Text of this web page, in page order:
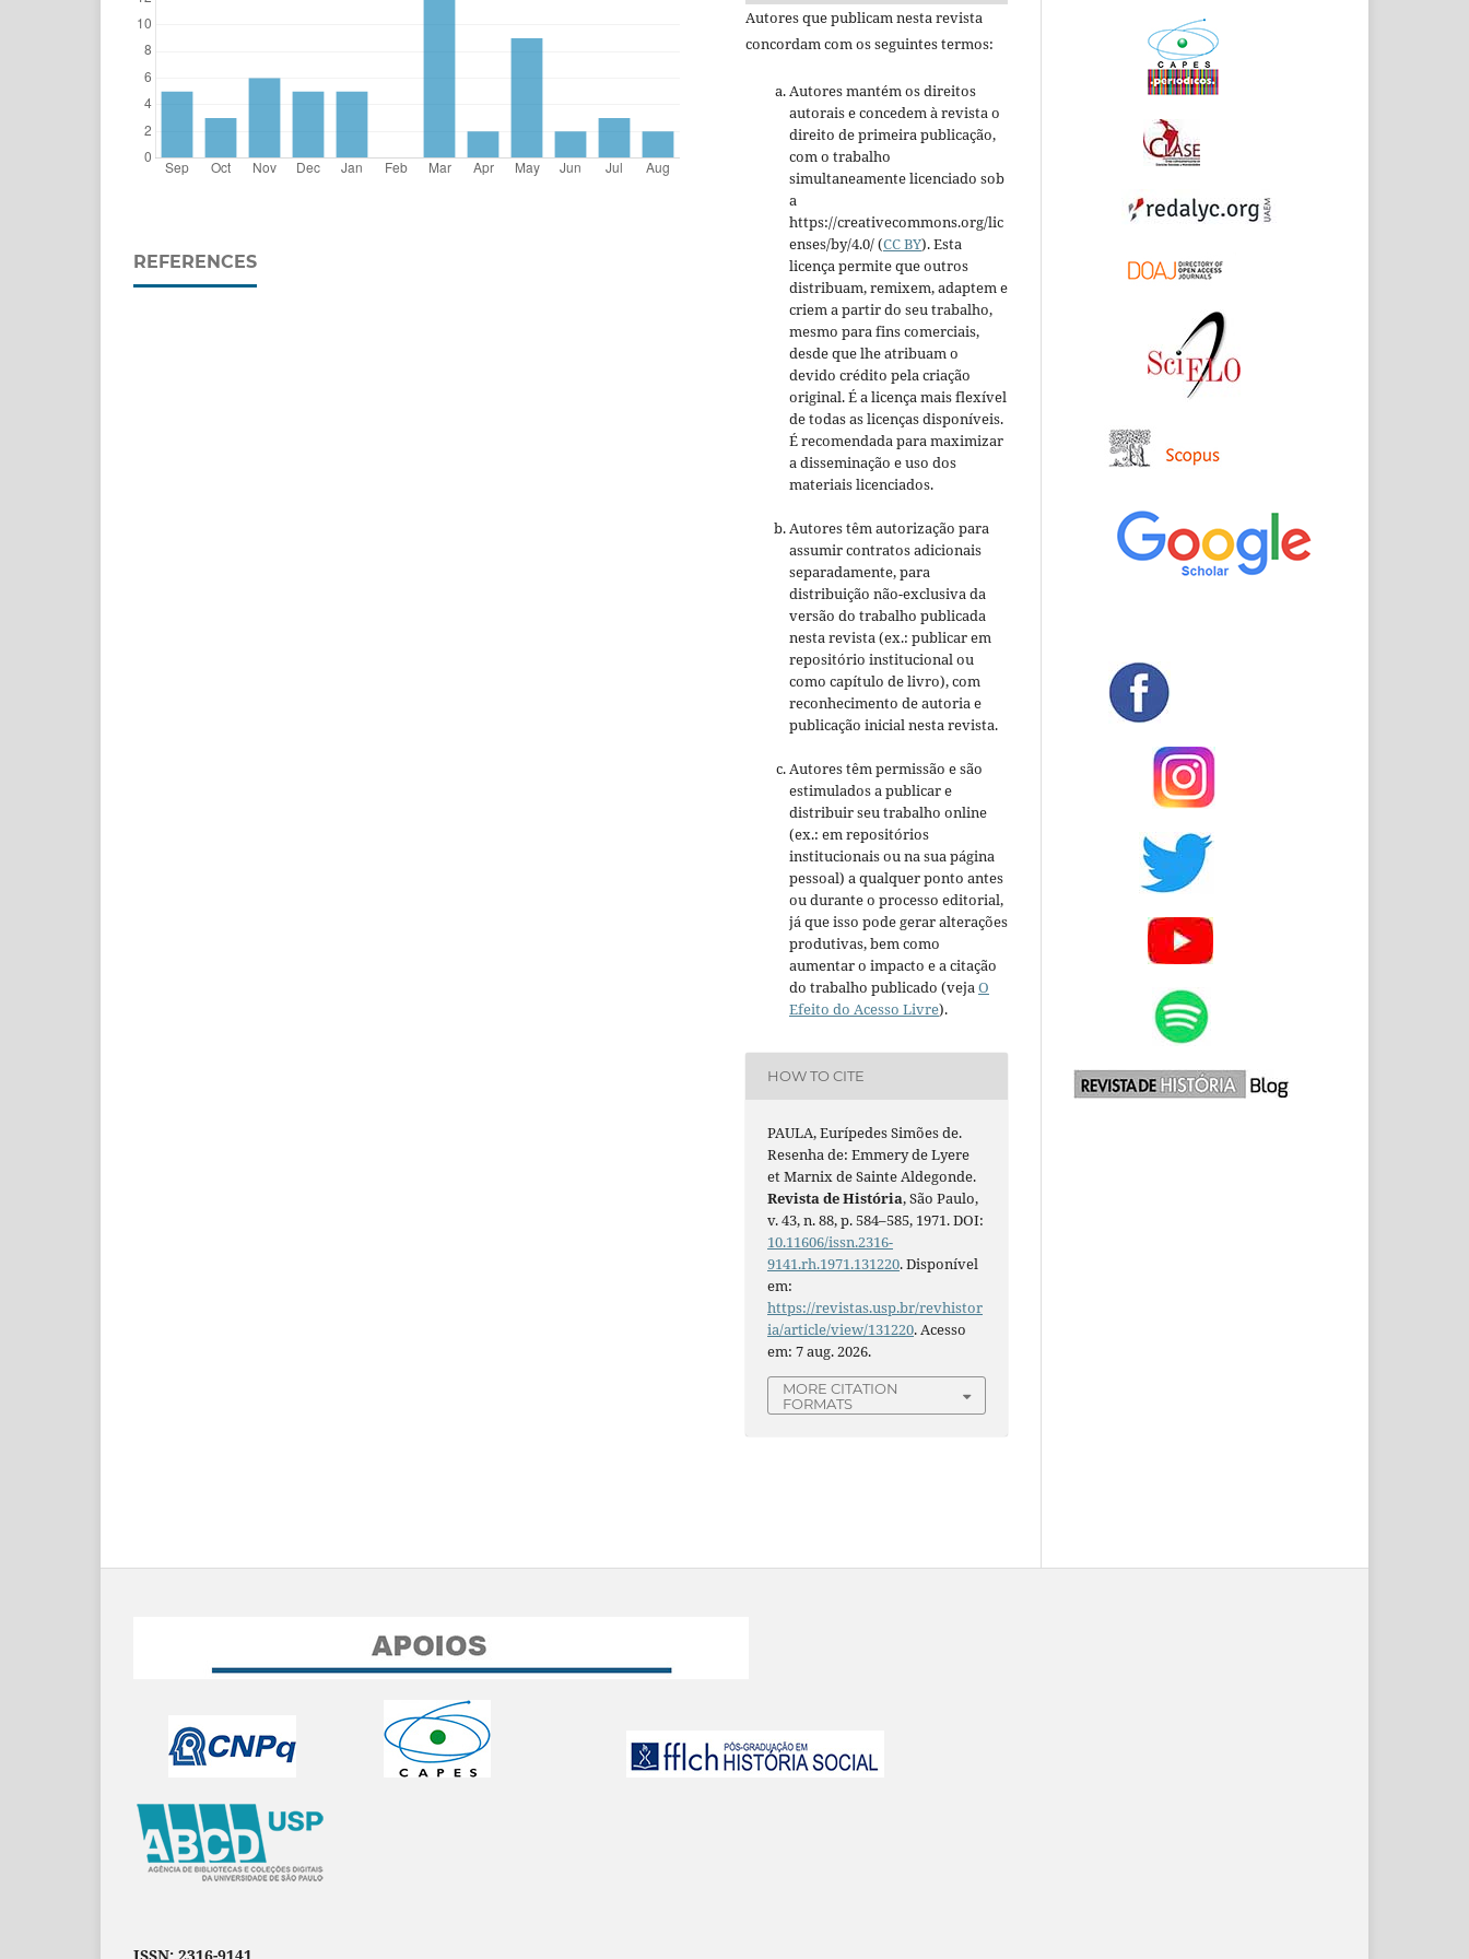
REFERENCES
Autores que publicam nesta revista
concordam com os seguintes termos:
Autores mantém os direitos
autorais e concedem à revista o
direito de primeira publicação,
com o trabalho
simultaneamente licenciado sob
a
https://creativecommons.org/lic
enses/by/4.0/ (CC BY). Esta
licença permite que outros
distribuam, remixem, adaptem e
criem a partir do seu trabalho,
mesmo para fins comerciais,
desde que lhe atribuam o
devido crédito pela criação
original. É a licença mais flexível
de todas as licenças disponíveis.
É recomendada para maximizar
a disseminação e uso dos
materiais licenciados.
Autores têm autorização para
assumir contratos adicionais
separadamente, para
distribuição não-exclusiva da
versão do trabalho publicada
nesta revista (ex.: publicar em
repositório institucional ou
como capítulo de livro), com
reconhecimento de autoria e
publicação inicial nesta revista.
Autores têm permissão e são
estimulados a publicar e
distribuir seu trabalho online
(ex.: em repositórios
institucionais ou na sua página
pessoal) a qualquer ponto antes
ou durante o processo editorial,
já que isso pode gerar alterações
produtivas, bem como
aumentar o impacto e a citação
do trabalho publicado (veja O
Efeito do Acesso Livre).
HOW TO CITE
PAULA, Eurípedes Simões de.
Resenha de: Emmery de Lyere
et Marnix de Sainte Aldegonde.
Revista de História, São Paulo,
v. 43, n. 88, p. 584–585, 1971. DOI:
10.11606/issn.2316-
9141.rh.1971.131220. Disponível
em:
https://revistas.usp.br/revhistor
ia/article/view/131220. Acesso
em: 7 aug. 2026.
MORE CITATION
FORMATS